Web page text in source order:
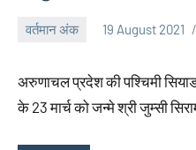
वर्तमान अंक 19 August 2021
अरुणाचल प्रदेश की पश्चिमी
के 23 मार्च को जन्मे श्री जुम्सी